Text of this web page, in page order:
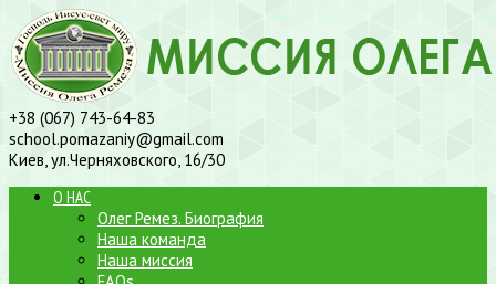
+38 (067) 743-64-83
school.pomazaniy@gmail.com
Киев, ул.Черняховского, 16/30
О НАС
Олег Ремез. Биография
Наша команда
Наша миссия